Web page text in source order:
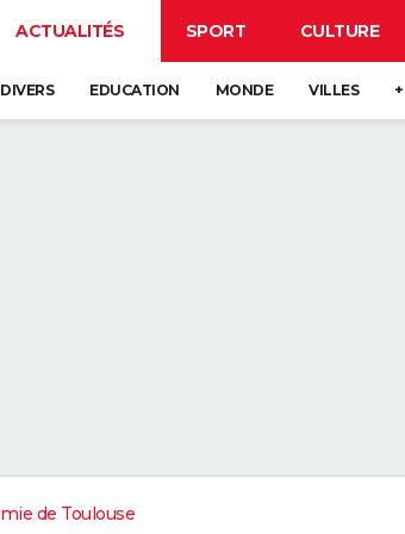
ACTUALITÉS SPORT CULTURE
EDUCATION MONDE VILLES +
de Toulouse